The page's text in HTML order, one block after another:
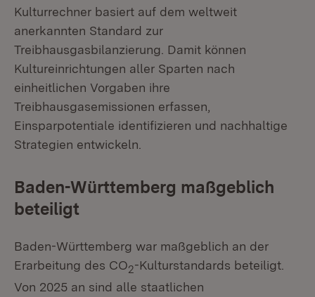
Kulturrechner basiert auf dem weltweit
anerkannten Standard zur
Treibhausgasbilanzierung. Damit können
Kultureinrichtungen aller Sparten nach
einheitlichen Vorgaben ihre
Treibhausgasemissionen erfassen,
Einsparpotentiale identifizieren und nachhaltige
Strategien entwickeln.
Baden-Württemberg maßgeblich
beteiligt
Baden-Württemberg war maßgeblich an der
Erarbeitung des CO2-Kulturstandards beteiligt.
Von 2025 an sind alle staatlichen